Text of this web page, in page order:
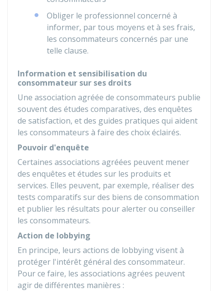
Obliger le professionnel concerné à
informer, par tous moyens et à ses frais,
les consommateurs concernés par une
telle clause.
Information et sensibilisation du
consommateur sur ses droits
Une association agréée de consommateurs publie
souvent des études comparatives, des enquêtes
de satisfaction, et des guides pratiques qui aident
les consommateurs à faire des choix éclairés.
Pouvoir d'enquête
Certaines associations agréées peuvent mener
des enquêtes et études sur les produits et
services. Elles peuvent, par exemple, réaliser des
tests comparatifs sur des biens de consommation
et publier les résultats pour alerter ou conseiller
les consommateurs.
Action de lobbying
En principe, leurs actions de lobbying visent à
protéger l'intérêt général des consommateur.
Pour ce faire, les associations agrées peuvent
agir de différentes manières :